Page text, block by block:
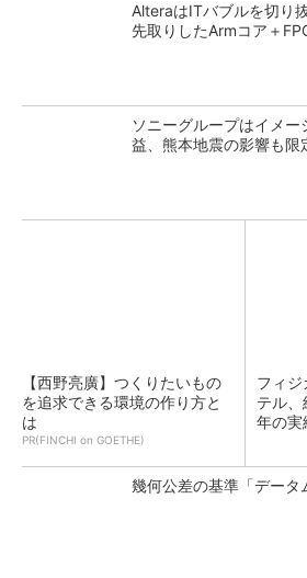
AlteraはITバブルを切り
先取りしたArmコア＋
ソニーグループはイメ
益、熊本地震の影響も限
【西野亮廣】つくりたいもの
を追求できる環境の作り方と
は
PR(FINCHI on GOETHE)
フィジ
テル
年の実
幾何公差の基準「データ